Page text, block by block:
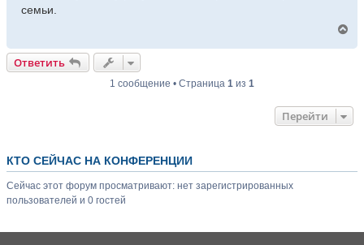
семьи.
ь
а
Ответить
1 сообщение • Страница 1 из 1
Перейти
КТО СЕЙЧАС НА КОНФЕРЕНЦИИ
Сейчас этот форум просматривают: нет зарегистрированных
пользователей и 0 гостей